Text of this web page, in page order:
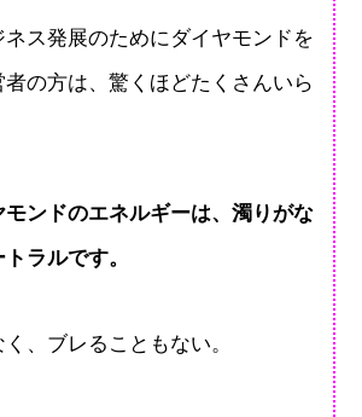
ス発展のためにダイヤモンドを
の方は、驚くほどたくさんいら
モンドのエネルギーは、濁りがな
ラルです。
、ブレることもない。